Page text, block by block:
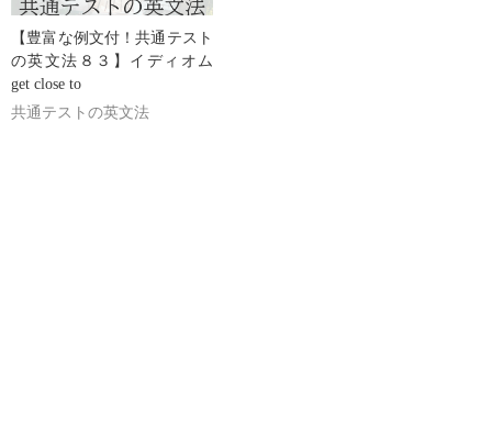
【豊富な例文付！共通テスト
の英文法８３】イディオム
get close to
共通テストの英文法